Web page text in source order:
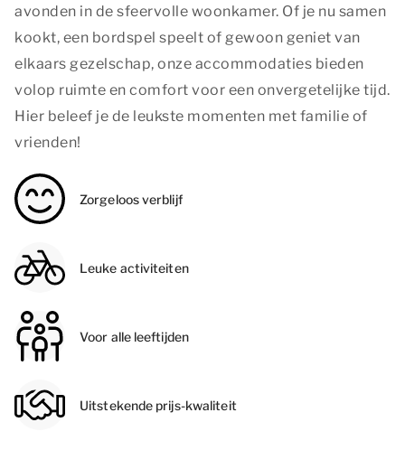
avonden in de sfeervolle woonkamer. Of je nu samen
kookt, een bordspel speelt of gewoon geniet van
elkaars gezelschap, onze accommodaties bieden
volop ruimte en comfort voor een onvergetelijke tijd.
Hier beleef je de leukste momenten met familie of
vrienden!
Zorgeloos verblijf
Leuke activiteiten
Voor alle leeftijden
Uitstekende prijs-kwaliteit